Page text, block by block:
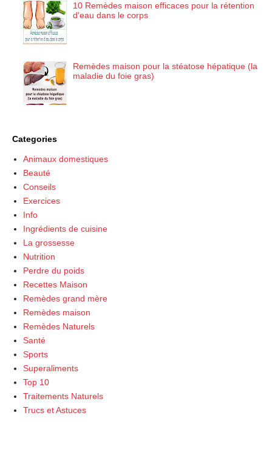
10 Remèdes maison efficaces pour la rétention
d'eau dans le corps
Remèdes maison pour la stéatose hépatique (la
maladie du foie gras)
Categories
Animaux domestiques
Beauté
Conseils
Exercices
Info
Ingrédients de cuisine
La grossesse
Nutrition
Perdre du poids
Recettes Maison
Remèdes grand mère
Remèdes maison
Remèdes Naturels
Santé
Sports
Superaliments
Top 10
Traitements Naturels
Trucs et Astuces